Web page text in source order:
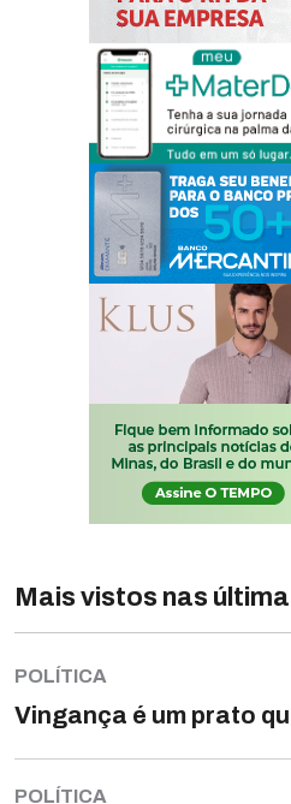
Mais vistos nas
POLÍTICA
Vingança é um prato
POLÍTICA